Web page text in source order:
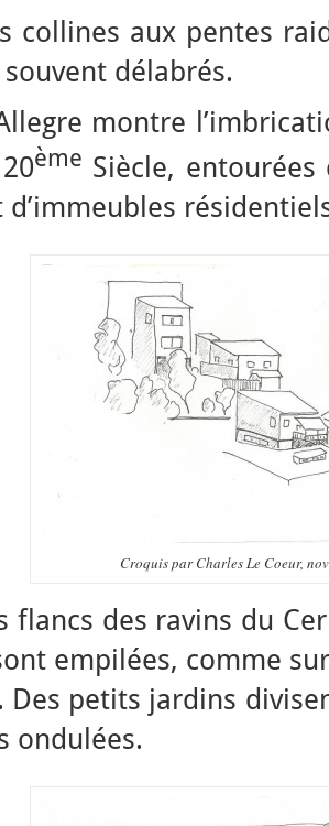
collines aux pentes
délabrés.
montre
ème Siècle,
Croquis par Charles Le Coeur,
flancs des ravins du
empilées, comme
Des petits jardins
ondulées.